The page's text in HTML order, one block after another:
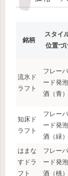
銘柄
スタイ
位置づ
流氷ド
ラフト
フレーバ
ード発泡
酒（青）
知床ド
ラフト
フレーバ
ード発泡
酒（緑）
はまな
すドラ
フト
フレーバ
ード発泡
酒（桃）